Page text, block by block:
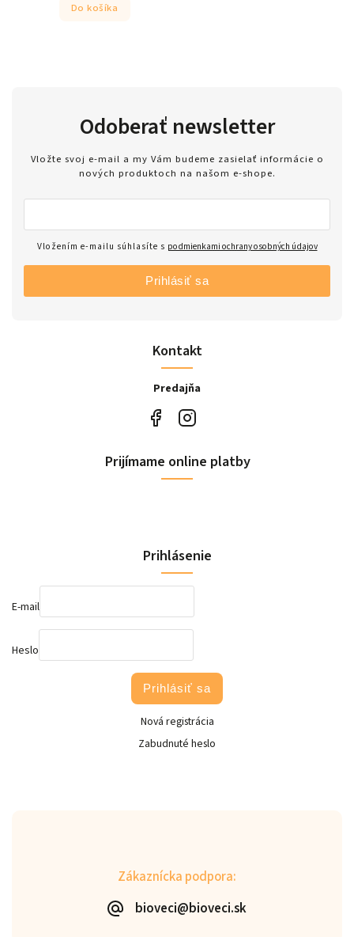
Do košíka
Zákaznícka podpora:
bioveci@bioveci.sk
Kontakt
Predajňa
Odoberať newsletter
Vložte svoj e-mail a my Vám budeme zasielať informácie o
nových produktoch na našom e-shope.
Vložením e-mailu súhlasíte s podmienkami ochrany osobných údajov
Prihlásiť sa
Prijímame online platby
Prihlásenie
E-mail
Heslo
Prihlásiť sa
Nová registrácia
Zabudnuté heslo